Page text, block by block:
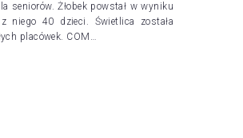
seniorów. Żłobek powstał w wyniku
niego 40 dzieci. Świetlica została
placówek. COM…